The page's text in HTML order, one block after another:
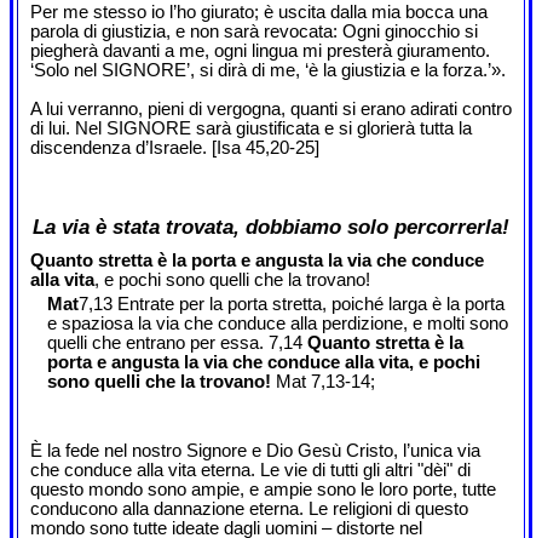
Per me stesso io l’ho giurato; è uscita dalla mia bocca una
parola di giustizia, e non sarà revocata: Ogni ginocchio si
piegherà davanti a me, ogni lingua mi presterà giuramento.
‘Solo nel SIGNORE’, si dirà di me, ‘è la giustizia e la forza.’».
A lui verranno, pieni di vergogna, quanti si erano adirati contro
di lui. Nel SIGNORE sarà giustificata e si glorierà tutta la
discendenza d’Israele. [Isa 45,20-25]
La via è stata trovata, dobbiamo solo percorrerla!
Quanto stretta è la porta e angusta la via che conduce
alla vita, e pochi sono quelli che la trovano!
Mat7,13 Entrate per la porta stretta, poiché larga è la porta
e spaziosa la via che conduce alla perdizione, e molti sono
quelli che entrano per essa. 7,14 Quanto stretta è la
porta e angusta la via che conduce alla vita, e pochi
sono quelli che la trovano! Mat 7,13-14;
È la fede nel nostro Signore e Dio Gesù Cristo, l’unica via
che conduce alla vita eterna. Le vie di tutti gli altri "dèi" di
questo mondo sono ampie, e ampie sono le loro porte, tutte
conducono alla dannazione eterna. Le religioni di questo
mondo sono tutte ideate dagli uomini – distorte nel